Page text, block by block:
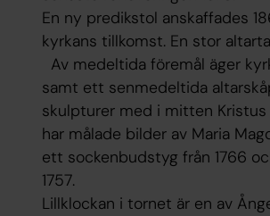
En ny predikstol anskaffades
kyrkans tillkomst. En stor
Av medeltida föremål äger
samt ett senmedeltida
skulpturer med i mitten Kristus
har målade bilder av Maria
ett sockenbudstyg från 1766
1757.
Lillklockan i tornet är en av